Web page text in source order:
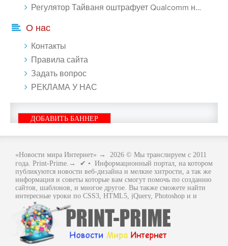
Регулятор Тайваня оштрафует Qualcomm на $774 млн - «Новости сети»
О нас
Контакты
Правила сайта
Задать вопрос
РЕКЛАМА У НАС
ДОБАВИТЬ БАННЕР
«Новости мира Интернет» → 2026 © Мы транслируем с 2011
года. Print-Prime.→ ✔ • Информационный портал, на котором
публикуются новости веб-дизайна и мелкие хитрости, а так же
информация и советы которые вам смогут помочь по созданию
сайтов, шаблонов, и многое другое. Вы также сможете найти
интересные уроки по CSS3, HTML5, jQuery, Photoshop и и
многое другое, интересное, с интернет мира. Вся информация
размещенная на сайте предназначена исключительно в
ознакомительных целях и ошибки в учении не кто не отменял
.. Как говориться - "Не бойся, когда не знаешь: страшно, когда
знать не хочется.